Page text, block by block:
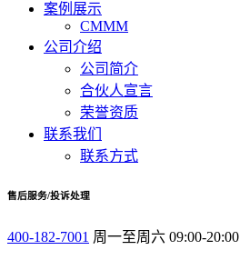
案例展示
CMMM
公司介绍
公司简介
合伙人宣言
荣誉资质
联系我们
联系方式
售后服务/投诉处理
400-182-7001 周一至周六 09:00-20:00